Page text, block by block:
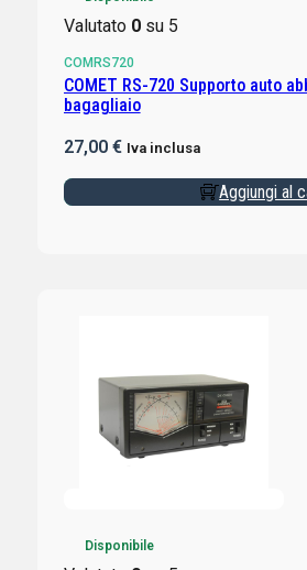
Valutato 0su 5
COMRS720
COMET RS-720 Supporto auto
bagagliaio
27,00 € Iva inclusa
Aggiungi al
Disponibile